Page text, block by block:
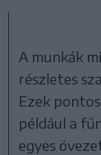
A munkák
részletes
Ezek
például a
egyes